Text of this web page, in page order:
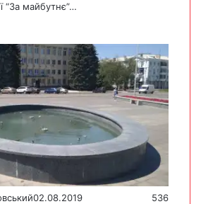
“За майбутнє”…
02.08.2019 536